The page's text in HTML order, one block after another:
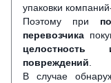
упаковки
Поэтому при
перевозчика
целостность
повреждений
В случае